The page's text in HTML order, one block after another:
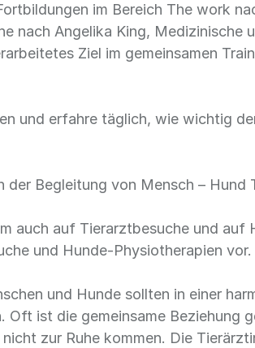
im Bereich The work
nach Angelika King, Medizinische
Ziel im gemeinsamen
und erfahre täglich, wie wichtig
Begleitung von Mensch – Hund
auch auf Tierarztbesuche und auf
und Hunde-Physiotherapien vor.
und Hunde sollten in einer
ist die gemeinsame Beziehung
zur Ruhe kommen. Die